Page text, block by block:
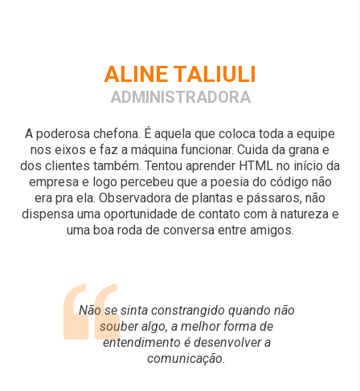
ALINE TALIULI
ADMINISTRADORA
A poderosa chefona. É aquela que coloca toda a equipe
nos eixos e faz a máquina funcionar. Cuida da grana e
dos clientes também. Tentou aprender HTML no início da
empresa e logo percebeu que a poesia do código não
era pra ela. Observadora de plantas e pássaros, não
dispensa uma oportunidade de contato com à natureza e
uma boa roda de conversa entre amigos.
Não se sinta constrangido quando não
souber algo, a melhor forma de
entendimento é desenvolver a
comunicação.